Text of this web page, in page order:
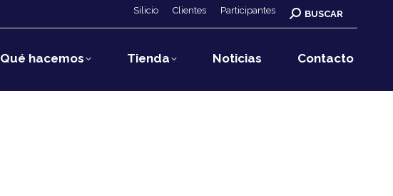
Silicio Clientes Participantes Buscar:
BUSCAR
Qué hacemos Tienda Noticias Contacto